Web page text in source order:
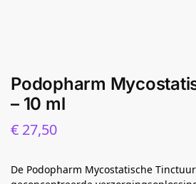
Podopharm
– 10 ml
€ 27,50
De Podopharm Mycostatische